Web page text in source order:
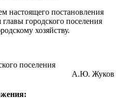
настоящего постановления
городского поселения
хозяйству.
поселения
А.Ю. Жуков